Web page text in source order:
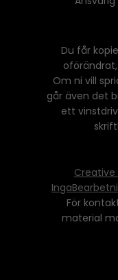
Du får
Om ni vill
går även det
ett
För
material